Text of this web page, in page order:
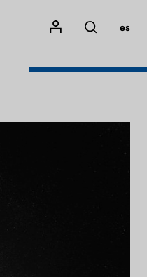
Mon compte
Rechercher
es